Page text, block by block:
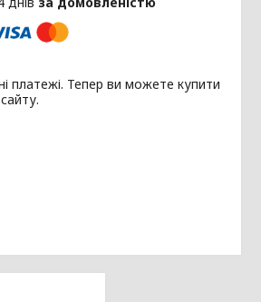
платежі. Тепер ви можете купити